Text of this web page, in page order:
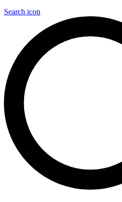
Search icon